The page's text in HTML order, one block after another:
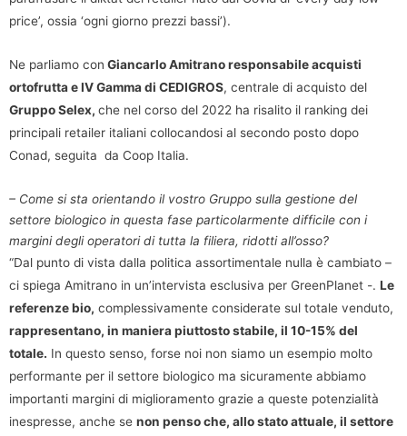
price’, ossia ‘ogni giorno prezzi bassi’).
Ne parliamo con Giancarlo Amitrano responsabile acquisti
ortofrutta e IV Gamma di CEDIGROS, centrale di acquisto del
Gruppo Selex, che nel corso del 2022 ha risalito il ranking dei
principali retailer italiani collocandosi al secondo posto dopo
Conad, seguita da Coop Italia.
– Come si sta orientando il vostro Gruppo sulla gestione del
settore biologico in questa fase particolarmente difficile con i
margini degli operatori di tutta la filiera, ridotti all’osso?
“Dal punto di vista dalla politica assortimentale nulla è cambiato –
ci spiega Amitrano in un’intervista esclusiva per GreenPlanet -. Le
referenze bio, complessivamente considerate sul totale venduto,
rappresentano, in maniera piuttosto stabile, il 10-15% del
totale. In questo senso, forse noi non siamo un esempio molto
performante per il settore biologico ma sicuramente abbiamo
importanti margini di miglioramento grazie a queste potenzialità
inespresse, anche se non penso che, allo stato attuale, il settore